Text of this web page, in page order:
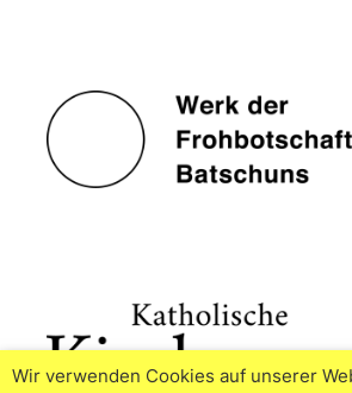
Wir verwenden Cookies auf unserer